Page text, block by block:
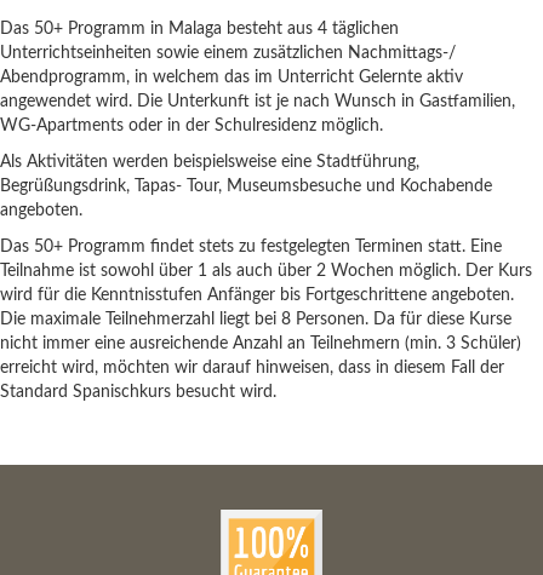
Englisch
Italienisch
Bildungsurlaub
Das 50+ Programm in Malaga besteht aus 4 täglichen
Unterrichtseinheiten sowie einem zusätzlichen Nachmittags-/
Abendprogramm, in welchem das im Unterricht Gelernte aktiv
angewendet wird. Die Unterkunft ist je nach Wunsch in Gastfamilien,
WG-Apartments oder in der Schulresidenz möglich.
Als Aktivitäten werden beispielsweise eine Stadtführung,
Begrüßungsdrink, Tapas- Tour, Museumsbesuche und Kochabende
angeboten.
Das 50+ Programm findet stets zu festgelegten Terminen statt. Eine
Teilnahme ist sowohl über 1 als auch über 2 Wochen möglich. Der Kurs
wird für die Kenntnisstufen Anfänger bis Fortgeschrittene angeboten.
Die maximale Teilnehmerzahl liegt bei 8 Personen. Da für diese Kurse
nicht immer eine ausreichende Anzahl an Teilnehmern (min. 3 Schüler)
erreicht wird, möchten wir darauf hinweisen, dass in diesem Fall der
Standard Spanischkurs besucht wird.